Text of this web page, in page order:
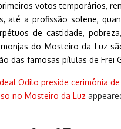
votos temporários,
até a profissão solene,
de castidade,
do Mosteiro da Luz
das famosas pílulas de Frei
Odilo preside cerimônia
no Mosteiro da Luz